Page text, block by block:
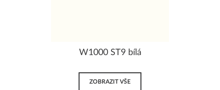
W1000 ST9 bílá
ZOBRAZIT VŠE